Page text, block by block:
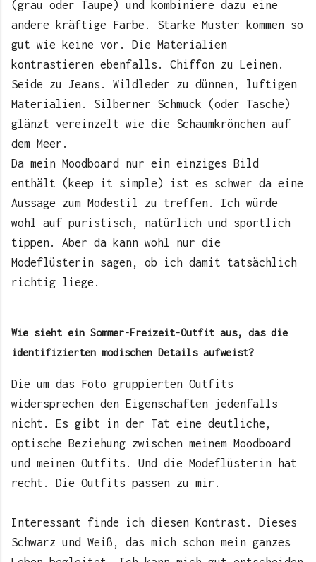
(grau oder Taupe) und kombiniere dazu eine
andere kräftige Farbe. Starke Muster kommen so
gut wie keine vor. Die Materialien
kontrastieren ebenfalls. Chiffon zu Leinen.
Seide zu Jeans. Wildleder zu dünnen, luftigen
Materialien. Silberner Schmuck (oder Tasche)
glänzt vereinzelt wie die Schaumkrönchen auf
dem Meer.
Da mein Moodboard nur ein einziges Bild
enthält (keep it simple) ist es schwer da eine
Aussage zum Modestil zu treffen. Ich würde
wohl auf puristisch, natürlich und sportlich
tippen. Aber da kann wohl nur die
Modeflüsterin sagen, ob ich damit tatsächlich
richtig liege.
Wie sieht ein Sommer-Freizeit-Outfit aus, das die
identifizierten modischen Details aufweist?
Die um das Foto gruppierten Outfits
widersprechen den Eigenschaften jedenfalls
nicht. Es gibt in der Tat eine deutliche,
optische Beziehung zwischen meinem Moodboard
und meinen Outfits. Und die Modeflüsterin hat
recht. Die Outfits passen zu mir.
Interessant finde ich diesen Kontrast. Dieses
Schwarz und Weiß, das mich schon mein ganzes